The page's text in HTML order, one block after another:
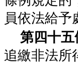
員依法給予
第四十五
追繳非法所